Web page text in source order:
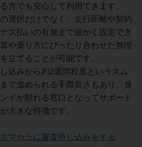
方でも安心して利用できます。
選択だけでなく、走行距離や契約
ス払いの有無まで細かく設定でき
や乗り方にぴったり合わせた無理
立てることが可能です。
込みから約2週間程度というスム
で進められる手際良さもあり、身
ドが頼れる窓口となってサポート
大きな特徴です。